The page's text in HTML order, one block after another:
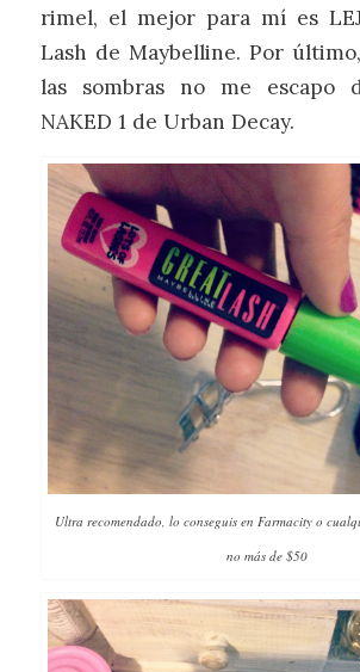
rimel, el mejor para mí es
Lash de Maybelline. Por
las sombras no me escapo
NAKED 1 de Urban Decay.
Ultra recomendado, lo conseguis en Farmacity o
no más de $50